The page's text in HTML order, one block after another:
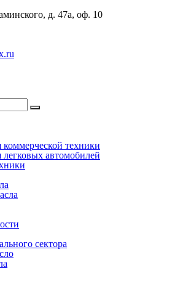
д. 47а, оф. 10
техники
автомобилей
сектора